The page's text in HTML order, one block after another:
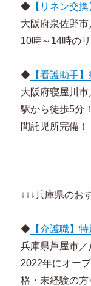
◆ 【リネン交
大阪府泉佐野
10時～14時の
◆ 【看護助手
大阪府寝屋川
駅から徒歩5分
間託児所完備！
↓↓↓兵庫県のお
◆ 【介護職】
兵庫県芦屋市／
2022年にオー
格・未経験の